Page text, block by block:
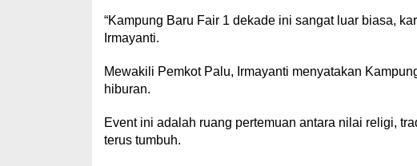
“Kampung Baru Fair 1 dekade ini sangat luar biasa,
Irmayanti.
Mewakili Pemkot Palu, Irmayanti menyatakan
hiburan.
Event ini adalah ruang pertemuan antara nilai religi,
terus tumbuh.